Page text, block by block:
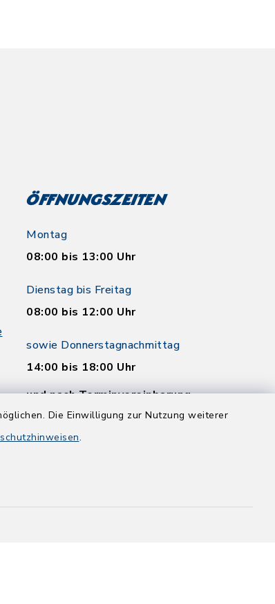
Die Einwilligung zur Nutzung weiterer
.
Öffnungszeiten
Montag
08:00 bis 13:00 Uhr
Dienstag bis Freitag
08:00 bis 12:00 Uhr
sowie Donnerstagnachmittag
14:00 bis 18:00 Uhr
und nach Terminvereinbarung